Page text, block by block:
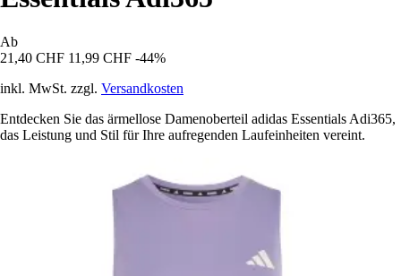
Ab
21,40 CHF 11,99 CHF -44%
inkl. MwSt. zzgl. Versandkosten
Entdecken Sie das ärmellose Damenoberteil adidas Essentials Adi365,
das Leistung und Stil für Ihre aufregenden Laufeinheiten vereint.